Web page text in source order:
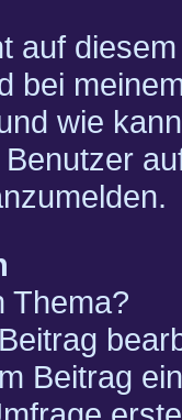
auf
bei
wie
Thema?
Beitrag